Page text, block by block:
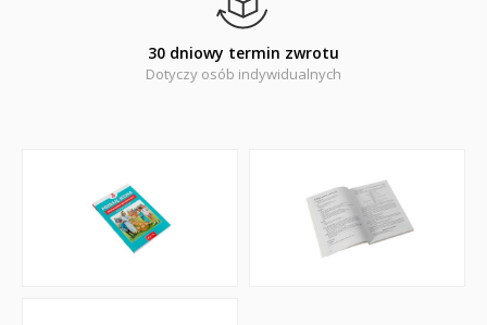
Kreatywne zabawy
Pomoce dydaktyczne
30 dniowy termin zwrotu
Dotyczy osób indywidualnych